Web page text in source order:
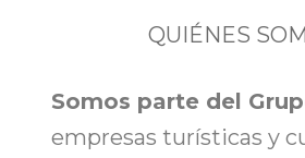
QUIÉNES
Somos parte del
empresas turísticas y